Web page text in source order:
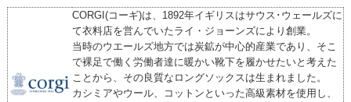
CORGI(コーギ)は、1892年イギリスはサウス･ウェールズに
て衣料店を営んでいたライ・ジョーンズにより創業。
当時のウエールズ地方では炭鉱が中心的産業であり、そこ
で裸足で働く労働者達に暖かい靴下を履かせたいと考えた
ことから、その良質なロングソックスは生まれました。
カシミアやウール、コットンといった高級素材を使用し、